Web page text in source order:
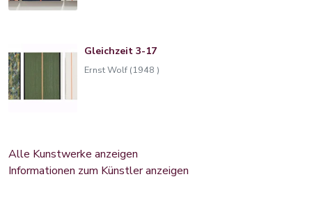
Gleichzeit 3-17
Ernst Wolf (1948 )
Alle Kunstwerke anzeigen
Informationen zum Künstler anzeigen